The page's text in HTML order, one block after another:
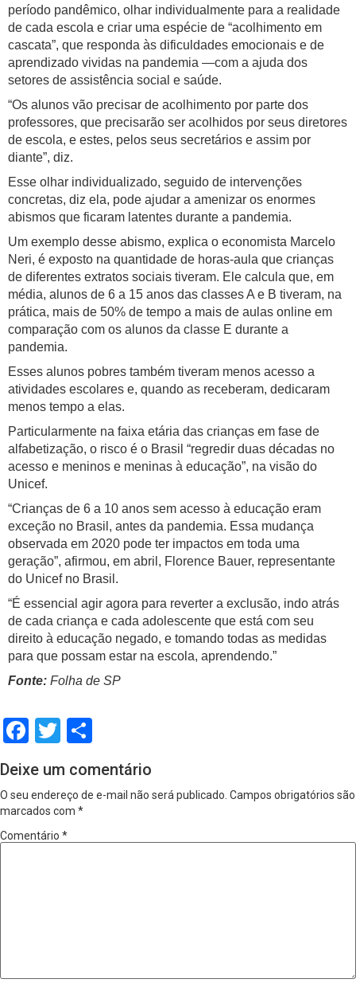
período pandêmico, olhar individualmente para a realidade
de cada escola e criar uma espécie de “acolhimento em
cascata”, que responda às dificuldades emocionais e de
aprendizado vividas na pandemia —com a ajuda dos
setores de assistência social e saúde.
“Os alunos vão precisar de acolhimento por parte dos
professores, que precisarão ser acolhidos por seus diretores
de escola, e estes, pelos seus secretários e assim por
diante”, diz.
Esse olhar individualizado, seguido de intervenções
concretas, diz ela, pode ajudar a amenizar os enormes
abismos que ficaram latentes durante a pandemia.
Um exemplo desse abismo, explica o economista Marcelo
Neri, é exposto na quantidade de horas-aula que crianças
de diferentes extratos sociais tiveram. Ele calcula que, em
média, alunos de 6 a 15 anos das classes A e B tiveram, na
prática, mais de 50% de tempo a mais de aulas online em
comparação com os alunos da classe E durante a
pandemia.
Esses alunos pobres também tiveram menos acesso a
atividades escolares e, quando as receberam, dedicaram
menos tempo a elas.
Particularmente na faixa etária das crianças em fase de
alfabetização, o risco é o Brasil “regredir duas décadas no
acesso e meninos e meninas à educação”, na visão do
Unicef.
“Crianças de 6 a 10 anos sem acesso à educação eram
exceção no Brasil, antes da pandemia. Essa mudança
observada em 2020 pode ter impactos em toda uma
geração”, afirmou, em abril, Florence Bauer, representante
do Unicef no Brasil.
“É essencial agir agora para reverter a exclusão, indo atrás
de cada criança e cada adolescente que está com seu
direito à educação negado, e tomando todas as medidas
para que possam estar na escola, aprendendo.”
Fonte: Folha de SP
Facebook
Twitter
Deixe um comentário
O seu endereço de e-mail não será publicado. Campos obrigatórios são
marcados com *
Comentário *